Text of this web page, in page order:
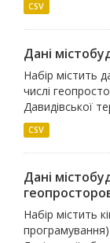
CSV
Дані
Набір містить
числі
Давидівської
CSV
Дані
Набір містить